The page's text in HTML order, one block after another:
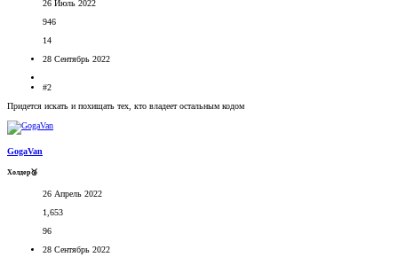
26 Июль 2022
946
14
28 Сентябрь 2022
#2
Придется искать и похищать тех, кто владеет остальным кодом
GogaVan
Холдер🥉
26 Апрель 2022
1,653
96
28 Сентябрь 2022